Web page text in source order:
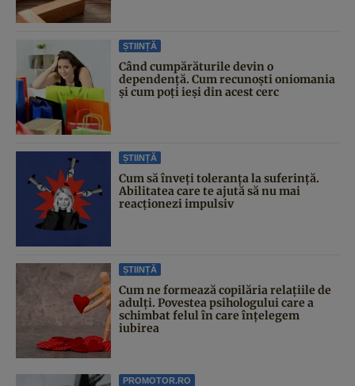
ȘTIINȚĂ
Când cumpărăturile devin o
dependență. Cum recunoști oniomania
și cum poți ieși din acest cerc
ȘTIINȚĂ
Cum să înveți toleranța la suferință.
Abilitatea care te ajută să nu mai
reacționezi impulsiv
ȘTIINȚĂ
Cum ne formează copilăria relațiile de
adulți. Povestea psihologului care a
schimbat felul în care înțelegem
iubirea
PROMOTOR.RO